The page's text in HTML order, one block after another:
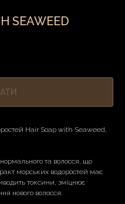
SEAWEED
Hair Soap with Seaweed,
та волосся, що
морських водоростей має
токсини, зміцнює
нового волосся.